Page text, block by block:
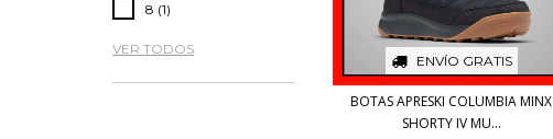
8 (1)
VER TODOS
ENVÍO GRATIS
BOTAS APRESKI COLUMBIA MINX
SHORTY IV MU...